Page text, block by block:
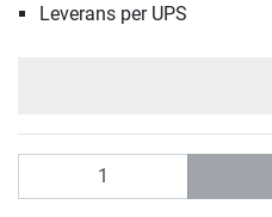
Leverans per UPS